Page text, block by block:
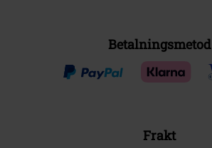
Betalningsmetod
Frakt